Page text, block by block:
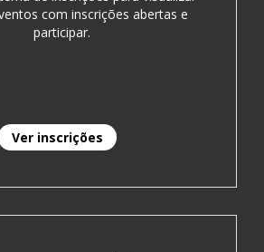
com inscrições abertas e
participar.
Ver inscrições